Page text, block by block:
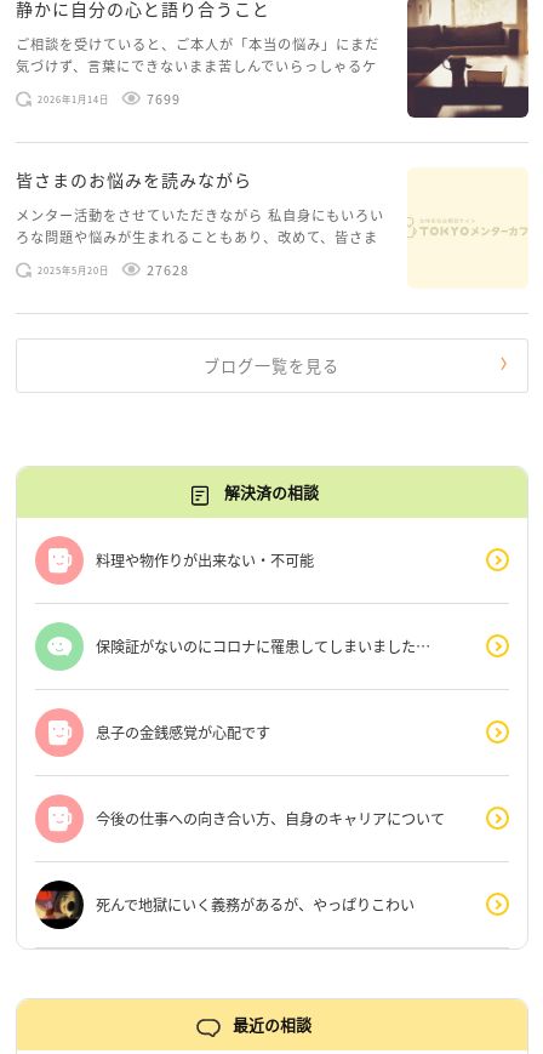
静かに自分の心と語り合うこと
ご相談を受けていると、ご本人が「本当の悩み」にまだ
気づけず、言葉にできないまま苦しんでいらっしゃるケ
ースがありますお悩みというのは、心の深いところ（深
層心理）に触れることで、まったく違う角度から解決の
2026年1月14日 7699
皆さまのお悩みを読みながら
メンター活動をさせていただきながら 私自身にもいろい
ろな問題や悩みが生まれることもあり、改めて、皆さま
のお悩みを読みながら 「みんな、もがいてる。わたし
だけじゃないんだな」と、逆に励まされるような日々で
2025年5月20日 27628
ブログ一覧を見る
解決済の相談
料理や物作りが出来ない・不可能
保険証がないのにコロナに罹患してしまいました…
息子の金銭感覚が心配です
今後の仕事への向き合い方、自身のキャリアについて
死んで地獄にいく義務があるが、やっぱりこわい
最近の相談